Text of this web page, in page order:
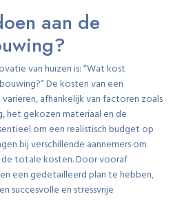
aan de
van huizen is: “Wat kost
De kosten van een
afhankelijk van factoren zoals
het gekozen materiaal en de
om een realistisch budget op
bij verschillende aannemers om
totale kosten. Door vooraf
een gedetailleerd plan te hebben,
succesvolle en stressvrije